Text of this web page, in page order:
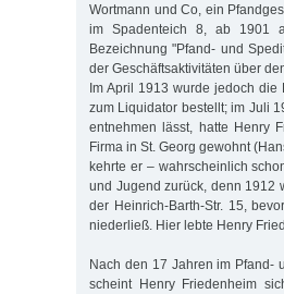
Wortmann und Co, ein
im Spadenteich 8, ab 1901
Bezeichnung "Pfand- und
der Geschäftsaktivitäten über
Im April 1913 wurde jedoch
zum Liquidator bestellt; im Juli
entnehmen lässt, hatte Henry
Firma in St. Georg gewohnt
kehrte er – wahrscheinlich
und Jugend zurück, denn 1912
der Heinrich-Barth-Str. 15,
niederließ. Hier lebte Henry
Nach den 17 Jahren im Pfand-
scheint Henry Friedenheim